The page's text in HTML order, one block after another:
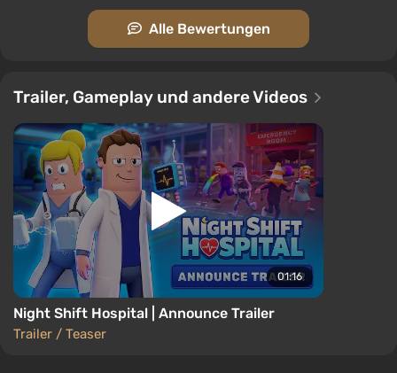
Alle Bewertungen
Trailer, Gameplay und andere Videos
01:16
Night Shift Hospital | Announce Trailer
Trailer / Teaser